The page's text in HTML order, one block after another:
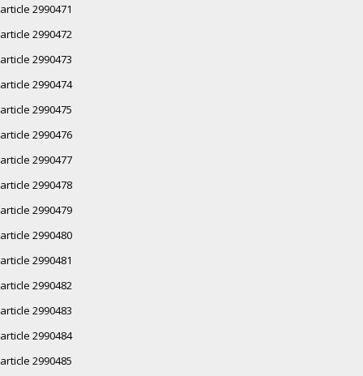
article 2990471
article 2990472
article 2990473
article 2990474
article 2990475
article 2990476
article 2990477
article 2990478
article 2990479
article 2990480
article 2990481
article 2990482
article 2990483
article 2990484
article 2990485